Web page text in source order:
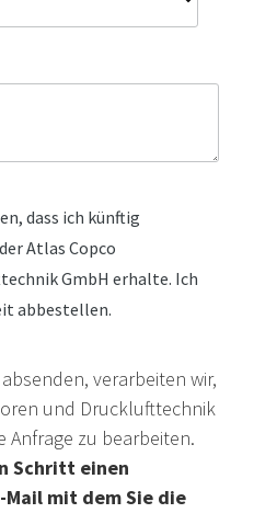
dass ich künftig
Atlas Copco
GmbH erhalte. Ich
abbestellen.
verarbeiten wir,
und Drucklufttechnik
Anfrage zu bearbeiten.
Schritt einen
mit dem Sie die